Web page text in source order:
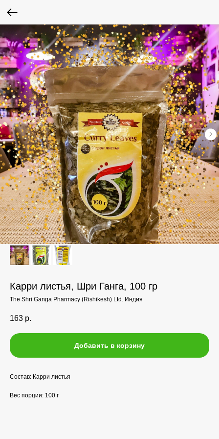
Карри листья, Шри Ганга, 100 гр
The Shri Ganga Pharmacy (Rishikesh) Ltd. Индия
163 р.
Добавить в корзину
Состав: Карри листья
Вес порции: 100 г